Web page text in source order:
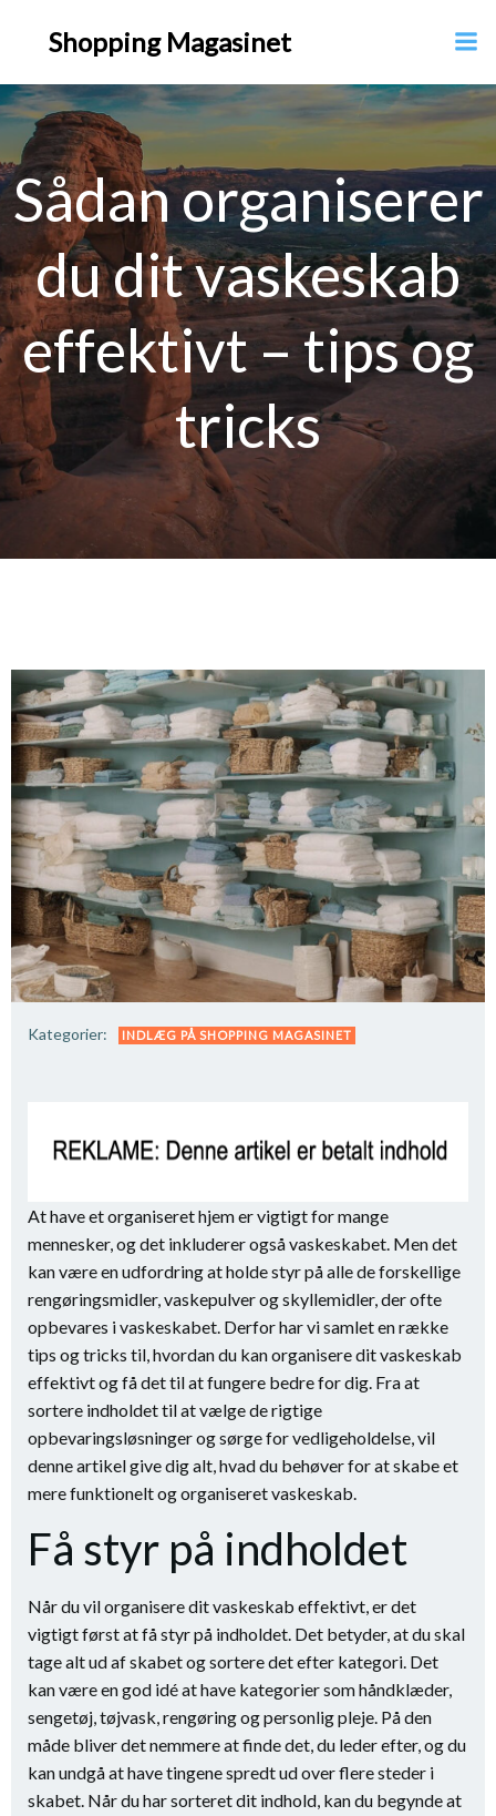
til
Shopping Magasinet
Sådan organiserer
du dit vaskeskab
effektivt – tips og
tricks
Kategorier: INDLÆG PÅ SHOPPING MAGASINET
At have et organiseret hjem er vigtigt for mange
mennesker, og det inkluderer også vaskeskabet. Men det
kan være en udfordring at holde styr på alle de forskellige
rengøringsmidler, vaskepulver og skyllemidler, der ofte
opbevares i vaskeskabet. Derfor har vi samlet en række
tips og tricks til, hvordan du kan organisere dit vaskeskab
effektivt og få det til at fungere bedre for dig. Fra at
sortere indholdet til at vælge de rigtige
opbevaringsløsninger og sørge for vedligeholdelse, vil
denne artikel give dig alt, hvad du behøver for at skabe et
mere funktionelt og organiseret vaskeskab.
Få styr på indholdet
Når du vil organisere dit vaskeskab effektivt, er det
vigtigt først at få styr på indholdet. Det betyder, at du skal
tage alt ud af skabet og sortere det efter kategori. Det
kan være en god idé at have kategorier som håndklæder,
sengetøj, tøjvask, rengøring og personlig pleje. På den
måde bliver det nemmere at finde det, du leder efter, og du
kan undgå at have tingene spredt ud over flere steder i
skabet. Når du har sorteret dit indhold, kan du begynde at